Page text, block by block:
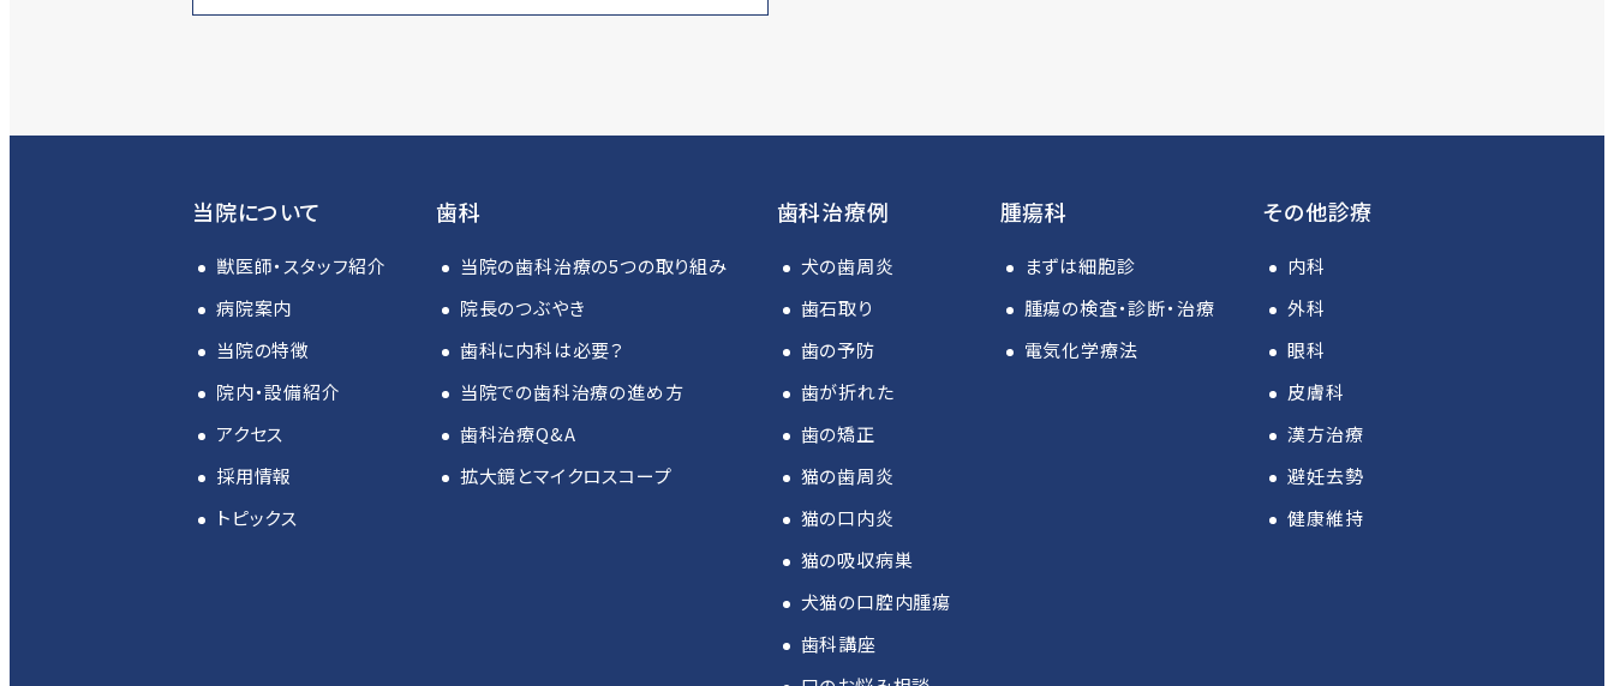
当院について
獣医師・スタッフ紹介
病院案内
当院の特徴
院内・設備紹介
アクセス
採用情報
トピックス
歯科
当院の歯科治療の5つの取り組み
院長のつぶやき
歯科に内科は必要？
当院での歯科治療の進め方
歯科治療Q&A
拡大鏡とマイクロスコープ
歯科治療例
犬の歯周炎
歯石取り
歯の予防
歯が折れた
歯の矯正
猫の歯周炎
猫の口内炎
猫の吸収病巣
犬猫の口腔内腫瘍
歯科講座
腫瘍科
まずは細胞診
腫瘍の検査・診断・治療
電気化学療法
その他診療
内科
外科
眼科
皮膚科
漢方治療
避妊去勢
健康維持